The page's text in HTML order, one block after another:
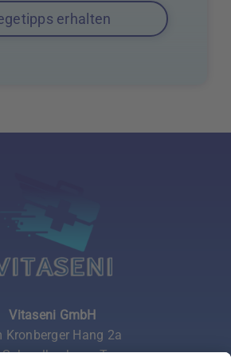
erhalten
Vitaseni GmbH
Kronberger Hang 2a